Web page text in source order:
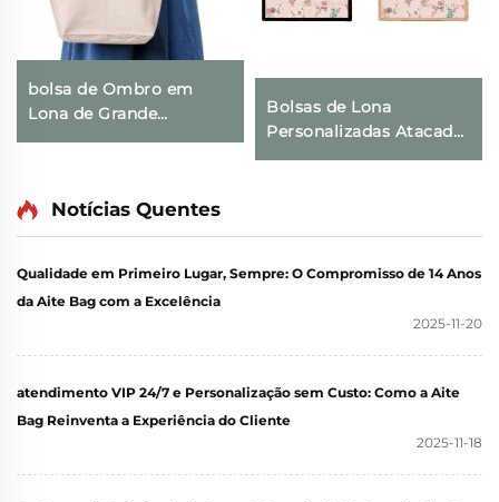
bolsa de Ombro em
Lona de Grande
Capacidade com
Bolsa Transversal para
Compras e Comércio
Bolsas de Lona
Personalizadas Atacado
com Design de Flores,
para Presente
Notícias Quentes
Qualidade em Primeiro Lugar, Sempre: O Compromisso de 14 Anos
da Aite Bag com a Excelência
2025-11-20
atendimento VIP 24/7 e Personalização sem Custo: Como a Aite
Bag Reinventa a Experiência do Cliente
2025-11-18